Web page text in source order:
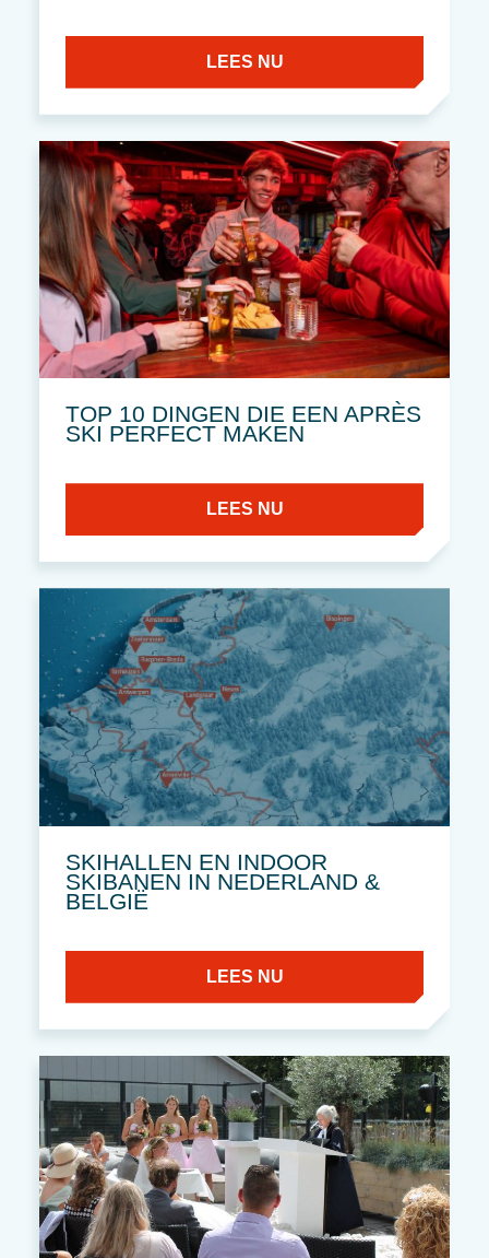
LEES NU
TOP 10 DINGEN DIE EEN APRÈS
SKI PERFECT MAKEN
LEES NU
SKIHALLEN EN INDOOR
SKIBANEN IN NEDERLAND &
BELGIË
LEES NU